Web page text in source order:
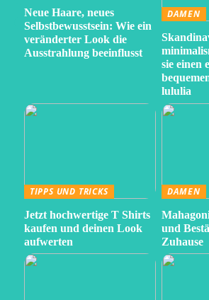
Neue Haare, neues
Selbstbewusstsein: Wie ein
veränderter Look die
Ausstrahlung beeinflusst
DAMEN
sie einen
lululia
TIPPS UND TRICKS
Jetzt hochwertige T Shirts
kaufen und deinen Look
aufwerten
DAMEN
und
Zuhause